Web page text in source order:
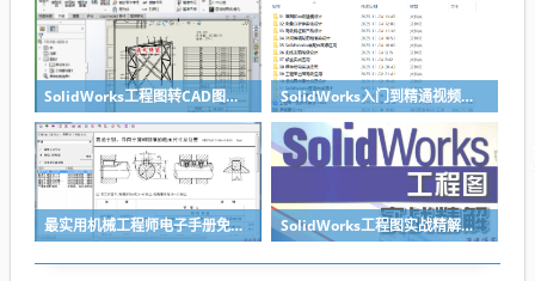
SolidWorks工程图转CAD图纸DWG格式映射文件无乱码可分层-溪风亲测推荐 SolidWorks入门到精通视频教程（适合sw2018-2026）
最实用机械工程师电子手册免费下载 SolidWorks工程图实战精解（SolidWorks模板制作教程）pdf及随书光盘-